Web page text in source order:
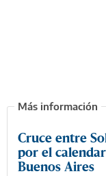
Cruce entre
por el
Buenos Aires